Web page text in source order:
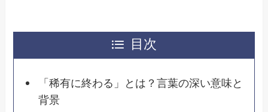
目次
「稀有に終わる」とは？言葉の深い意味と
背景